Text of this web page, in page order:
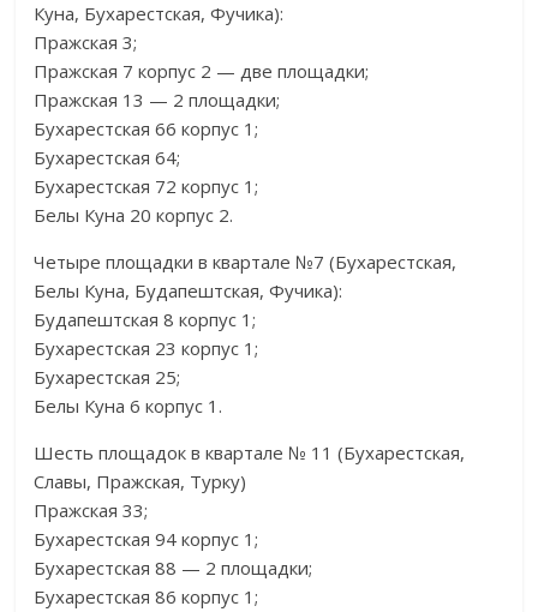
Куна, Бухарестская, Фучика):
Пражская 3;
Пражская 7 корпус 2 — две площадки;
Пражская 13 — 2 площадки;
Бухарестская 66 корпус 1;
Бухарестская 64;
Бухарестская 72 корпус 1;
Белы Куна 20 корпус 2.
Четыре площадки в квартале №7 (Бухарестская,
Белы Куна, Будапештская, Фучика):
Будапештская 8 корпус 1;
Бухарестская 23 корпус 1;
Бухарестская 25;
Белы Куна 6 корпус 1.
Шесть площадок в квартале № 11 (Бухарестская,
Славы, Пражская, Турку)
Пражская 33;
Бухарестская 94 корпус 1;
Бухарестская 88 — 2 площадки;
Бухарестская 86 корпус 1;